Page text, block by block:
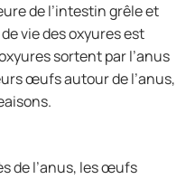
de l’intestin grêle et
vie des oxyures est
sortent par l’anus
œufs autour de l’anus,
de l’anus, les œufs